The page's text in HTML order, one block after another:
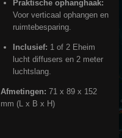
Praktische ophanghaak:
Voor verticaal ophangen en
ruimtebesparing.
Inclusief: 1 of 2 Eheim
lucht diffusers en 2 meter
luchtslang.
Afmetingen: 71 x 89 x 152
mm (L x B x H)